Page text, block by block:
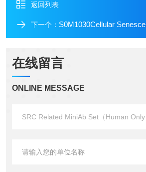
返回列表
下一个： S0M1030Cellular
在线留言
ONLINE MESSAGE